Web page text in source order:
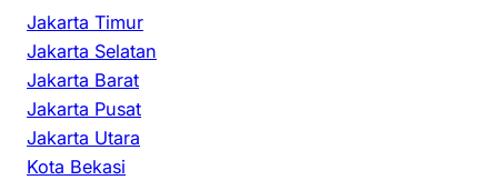
Jakarta Timur
Jakarta Selatan
Jakarta Barat
Jakarta Pusat
Jakarta Utara
Kota Bekasi